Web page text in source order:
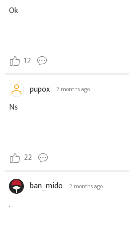
Ok
12
pupox 2 months ago
Ns
22
ban_mido 2 months ago
.